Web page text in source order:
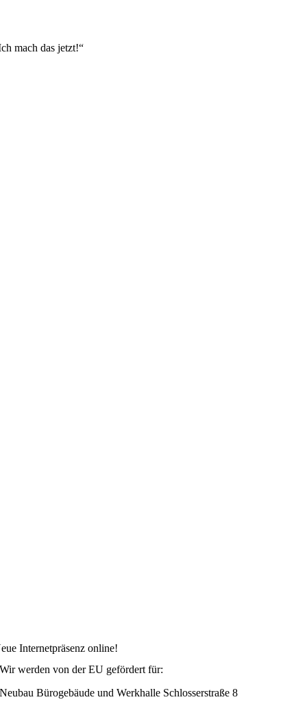
mach das jetzt!“
Internetpräsenz online!
Wir werden von der EU gefördert für:
Neubau Bürogebäude und Werkhalle Schlosserstraße 8